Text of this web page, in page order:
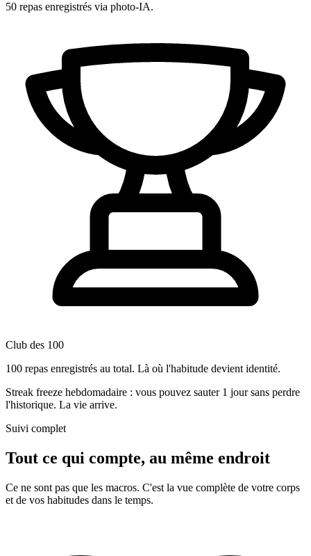
50 repas enregistrés via photo-IA.
Club des 100
100 repas enregistrés au total. Là où l'habitude devient identité.
Streak freeze hebdomadaire : vous pouvez sauter 1 jour sans perdre
l'historique. La vie arrive.
Suivi complet
Tout ce qui compte, au même endroit
Ce ne sont pas que les macros. C'est la vue complète de votre corps
et de vos habitudes dans le temps.